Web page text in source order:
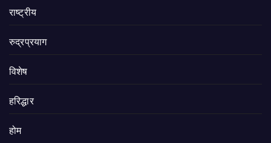
राष्ट्रीय
रुद्रप्रयाग
विशेष
हरिद्धार
होम